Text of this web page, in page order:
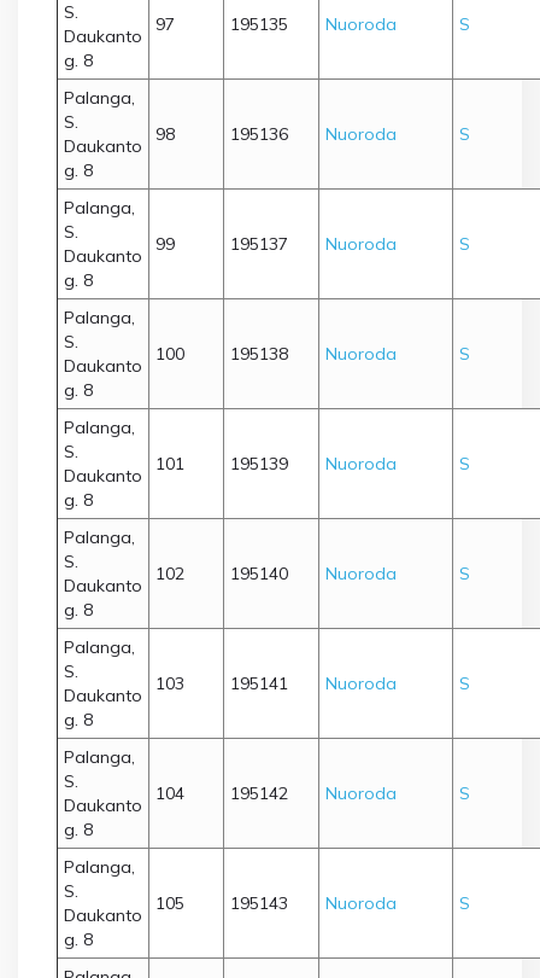
S.
Daukanto
g. 8
97 195135 Nuoroda S
Palanga,
S.
Daukanto
g. 8
98 195136 Nuoroda S
Palanga,
S.
Daukanto
g. 8
99 195137 Nuoroda S
Palanga,
S.
Daukanto
g. 8
100 195138 Nuoroda S
Palanga,
S.
Daukanto
g. 8
101 195139 Nuoroda S
Palanga,
S.
Daukanto
g. 8
102 195140 Nuoroda S
Palanga,
S.
Daukanto
g. 8
103 195141 Nuoroda S
Palanga,
S.
Daukanto
g. 8
104 195142 Nuoroda S
Palanga,
S.
Daukanto
g. 8
105 195143 Nuoroda S